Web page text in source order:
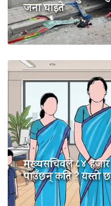
जना घाइते
मुख्यसचिवले ८४
पाउँछन् कति ? यस्तो